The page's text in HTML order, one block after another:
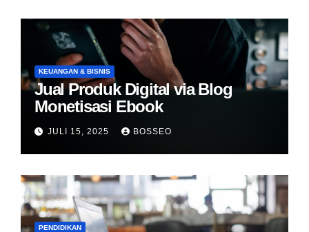
KEUANGAN & BISNIS
Jual Produk Digital via Blog
Monetisasi Ebook
JULI 15, 2025 BOSSEO
PENDIDIKAN